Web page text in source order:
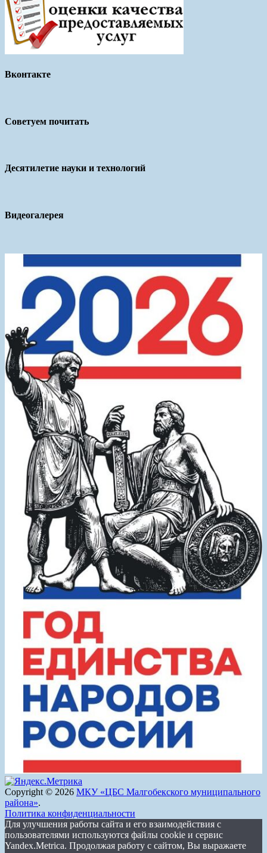
Вконтакте
Советуем почитать
Десятилетие науки и технологий
Видеогалерея
Copyright © 2026 МКУ «ЦБС Малгобекского муниципального
района».
Политика конфиденциальности
Для улучшения работы сайта и его взаимодействия с
пользователями используются файлы cookie и сервис
Yandex.Metrica. Продолжая работу с сайтом, Вы выражаете